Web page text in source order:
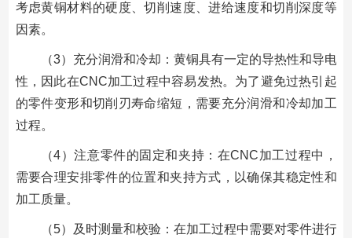
考虑黄铜材料的硬度、切削速度、进给速度和切削深度等
因素。
（3）充分润滑和冷却：黄铜具有一定的导热性和导电
性，因此在CNC加工过程中容易发热。为了避免过热引起
的零件变形和切削刃寿命缩短，需要充分润滑和冷却加工
过程。
（4）注意零件的固定和夹持：在CNC加工过程中，
需要合理安排零件的位置和夹持方式，以确保其稳定性和
加工质量。
（5）及时测量和校验：在加工过程中需要对零件进行